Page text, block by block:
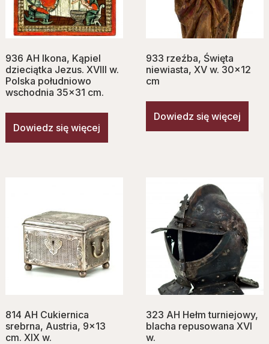
936 AH Ikona, Kąpiel
dzieciątka Jezus. XVIII w.
Polska południowo
wschodnia 35×31 cm.
Dowiedz się więcej
933 rzeźba, Ś‌więta
niewiasta, XV w. 30×12
cm
Dowiedz się więcej
814 AH Cukiernica
srebrna, Austria, 9×13
cm. XIX w.
323 AH Hełm turniejowy,
blacha repusowana XVI
w.